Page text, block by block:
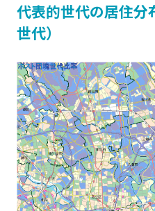
代表的世代の居住分
世代）